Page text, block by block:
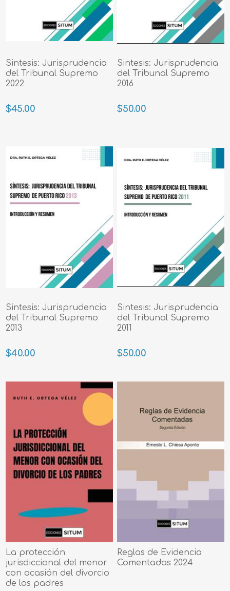
Sintesis: Jurisprudencia
del Tribunal Supremo
2022
$45.00
Sintesis: Jurisprudencia
del Tribunal Supremo
2016
$50.00
Sintesis: Jurisprudencia
del Tribunal Supremo
2013
$40.00
Sintesis: Jurisprudencia
del Tribunal Supremo
2011
$50.00
La protección
jurisdiccional del menor
con ocasión del divorcio
de los padres
Reglas de Evidencia
Comentadas 2024